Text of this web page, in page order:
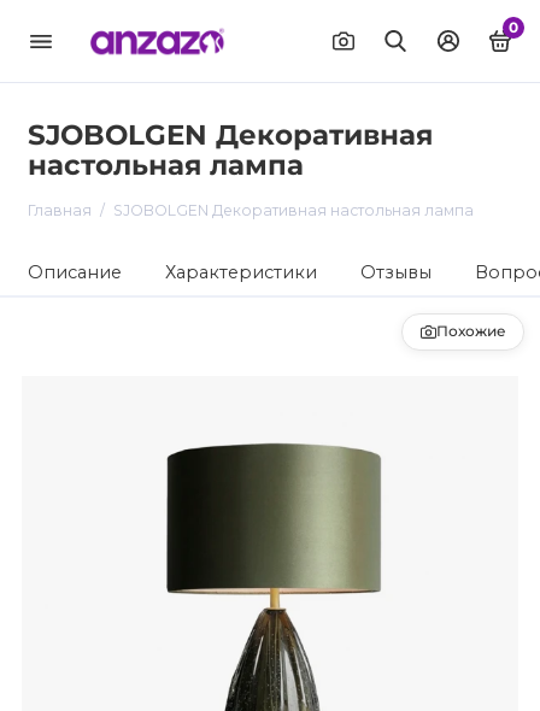
0
SJOBOLGEN Декоративная
настольная лампа
Главная SJOBOLGEN Декоративная настольная лампа
Описание Характеристики Отзывы
Похожие